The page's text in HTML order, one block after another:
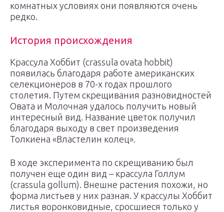
комнатных условиях они появляются очень
редко.
История происхождения
Крассула Хоббит (crassula ovata hobbit)
появилась благодаря работе американских
селекционеров в 70-х годах прошлого
столетия. Путем скрещивания разновидностей
Овата и Молочная удалось получить новый
интересный вид. Название цветок получил
благодаря выходу в свет произведения
Толкиена «Властелин колец».
В ходе эксперимента по скрещиванию был
получен еще один вид – крассула Голлум
(crassula gollum). Внешне растения похожи, но
форма листьев у них разная. У крассулы Хоббит
листья воронковидные, сросшиеся только у